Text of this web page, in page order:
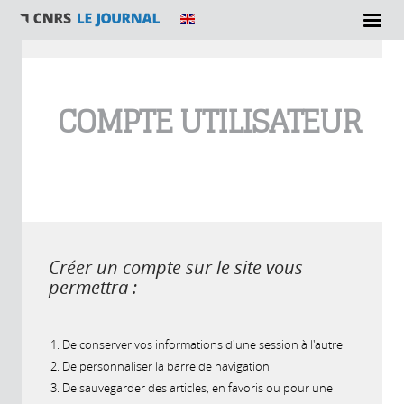
COMPTE UTILISATEUR
Créer un compte sur le site vous
permettra :
De conserver vos informations d'une session à l'autre
De personnaliser la barre de navigation
De sauvegarder des articles, en favoris ou pour une